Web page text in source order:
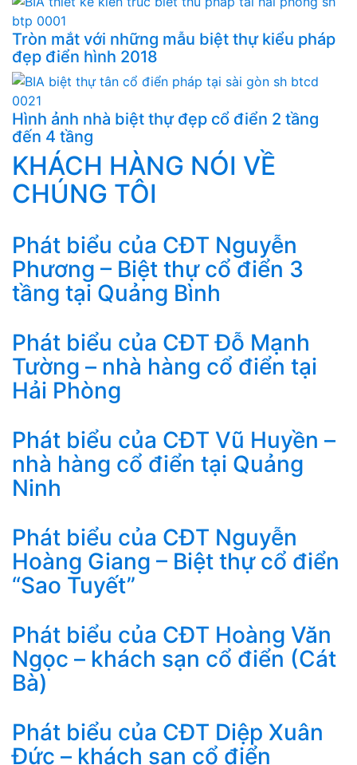
Tròn mắt với những mẫu biệt thự kiểu pháp
đẹp điển hình 2018
Hình ảnh nhà biệt thự đẹp cổ điển 2 tầng
đến 4 tầng
KHÁCH HÀNG NÓI VỀ
CHÚNG TÔI
Phát biểu của CĐT Nguyễn
Phương – Biệt thự cổ điển 3
tầng tại Quảng Bình
Phát biểu của CĐT Đỗ Mạnh
Tường – nhà hàng cổ điển tại
Hải Phòng
Phát biểu của CĐT Vũ Huyền –
nhà hàng cổ điển tại Quảng
Ninh
Phát biểu của CĐT Nguyễn
Hoàng Giang – Biệt thự cổ điển
“Sao Tuyết”
Phát biểu của CĐT Hoàng Văn
Ngọc – khách sạn cổ điển (Cát
Bà)
Phát biểu của CĐT Diệp Xuân
Đức – khách sạn cổ điển